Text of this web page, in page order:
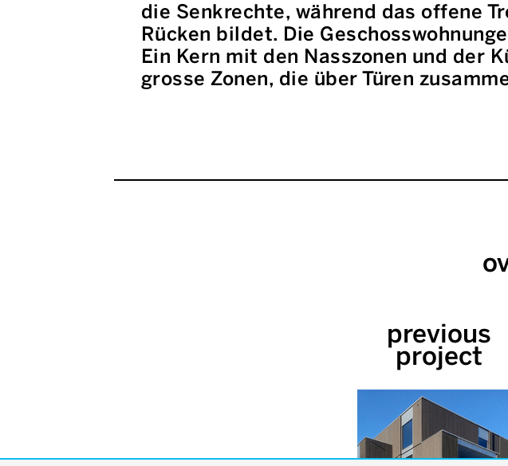
die Senkrechte, während das offene
Rücken bildet. Die
Ein Kern mit den Nasszonen und der
grosse Zonen, die über Türen
previous
project